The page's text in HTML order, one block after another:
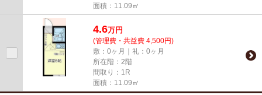
面積：11.09㎡
4.6万円
(管理費・共益費 4,500円)
敷：0ヶ月｜礼：0ヶ月
所在階：2階
間取り：1R
面積：11.09㎡